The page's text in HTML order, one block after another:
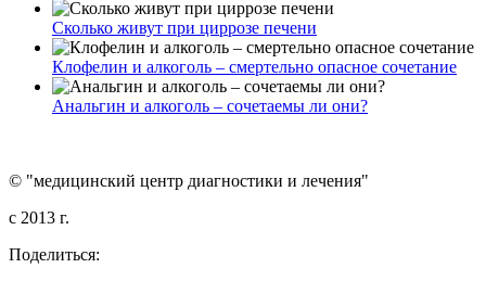
Сколько живут при циррозе печени
Клофелин и алкоголь – смертельно опасное сочетание
Анальгин и алкоголь – сочетаемы ли они?
© "медицинский центр диагностики и лечения"
c 2013 г.
Поделиться: